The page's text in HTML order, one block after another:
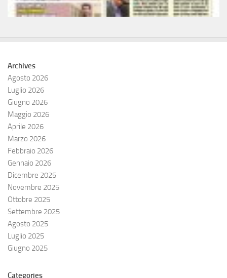
Archives
Agosto 2026
Luglio 2026
Giugno 2026
Maggio 2026
Aprile 2026
Marzo 2026
Febbraio 2026
Gennaio 2026
Dicembre 2025
Novembre 2025
Ottobre 2025
Settembre 2025
Agosto 2025
Luglio 2025
Giugno 2025
Categories